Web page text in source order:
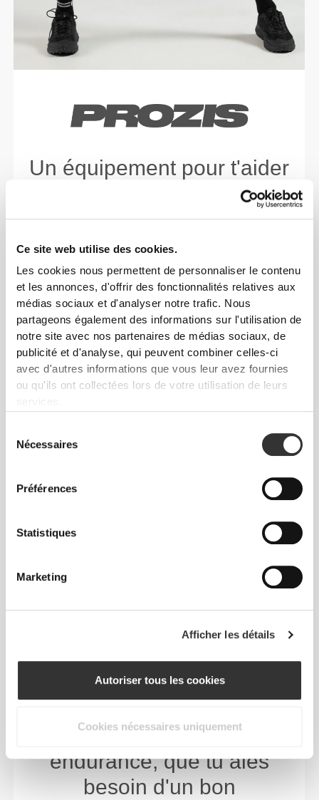
Ce site web utilise des cookies.
Les cookies nous permettent de personnaliser le contenu
et les annonces, d'offrir des fonctionnalités relatives aux
médias sociaux et d'analyser notre trafic. Nous
partageons également des informations sur l'utilisation de
notre site avec nos partenaires de médias sociaux, de
publicité et d'analyse, qui peuvent combiner celles-ci
avec d'autres informations que vous leur avez fournies
ou qu'ils ont collectées lors de votre utilisation de leurs
services.
Nécessaires
Préférences
Statistiques
Marketing
Afficher les détails
Autoriser tous les cookies
Cookies nécessaires uniquement
Un équipement pour t'aider
à battre tes records
personnels.
Conçue pour t'aider à
défier ton corps.
Fais passer ton
entraînement au niveau
ta force, ton énergie et ton
endurance, que tu aies
besoin d'un bon